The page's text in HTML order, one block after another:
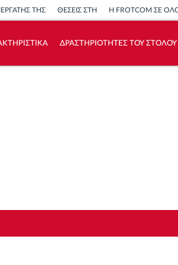
ΤΗΣ ΘΕΣΕΙΣ ΣΤΗ Η FROTCOM ΣΕ
ΔΡΑΣΤΗΡΙΟΤΗΤΕΣ ΤΟΥ ΣΤΟΛΟΥ